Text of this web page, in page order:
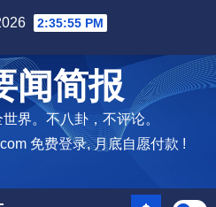
2:35:56 PM
闻简报
界。不八卦，不评论。
免费登录, 月底自愿付款 !